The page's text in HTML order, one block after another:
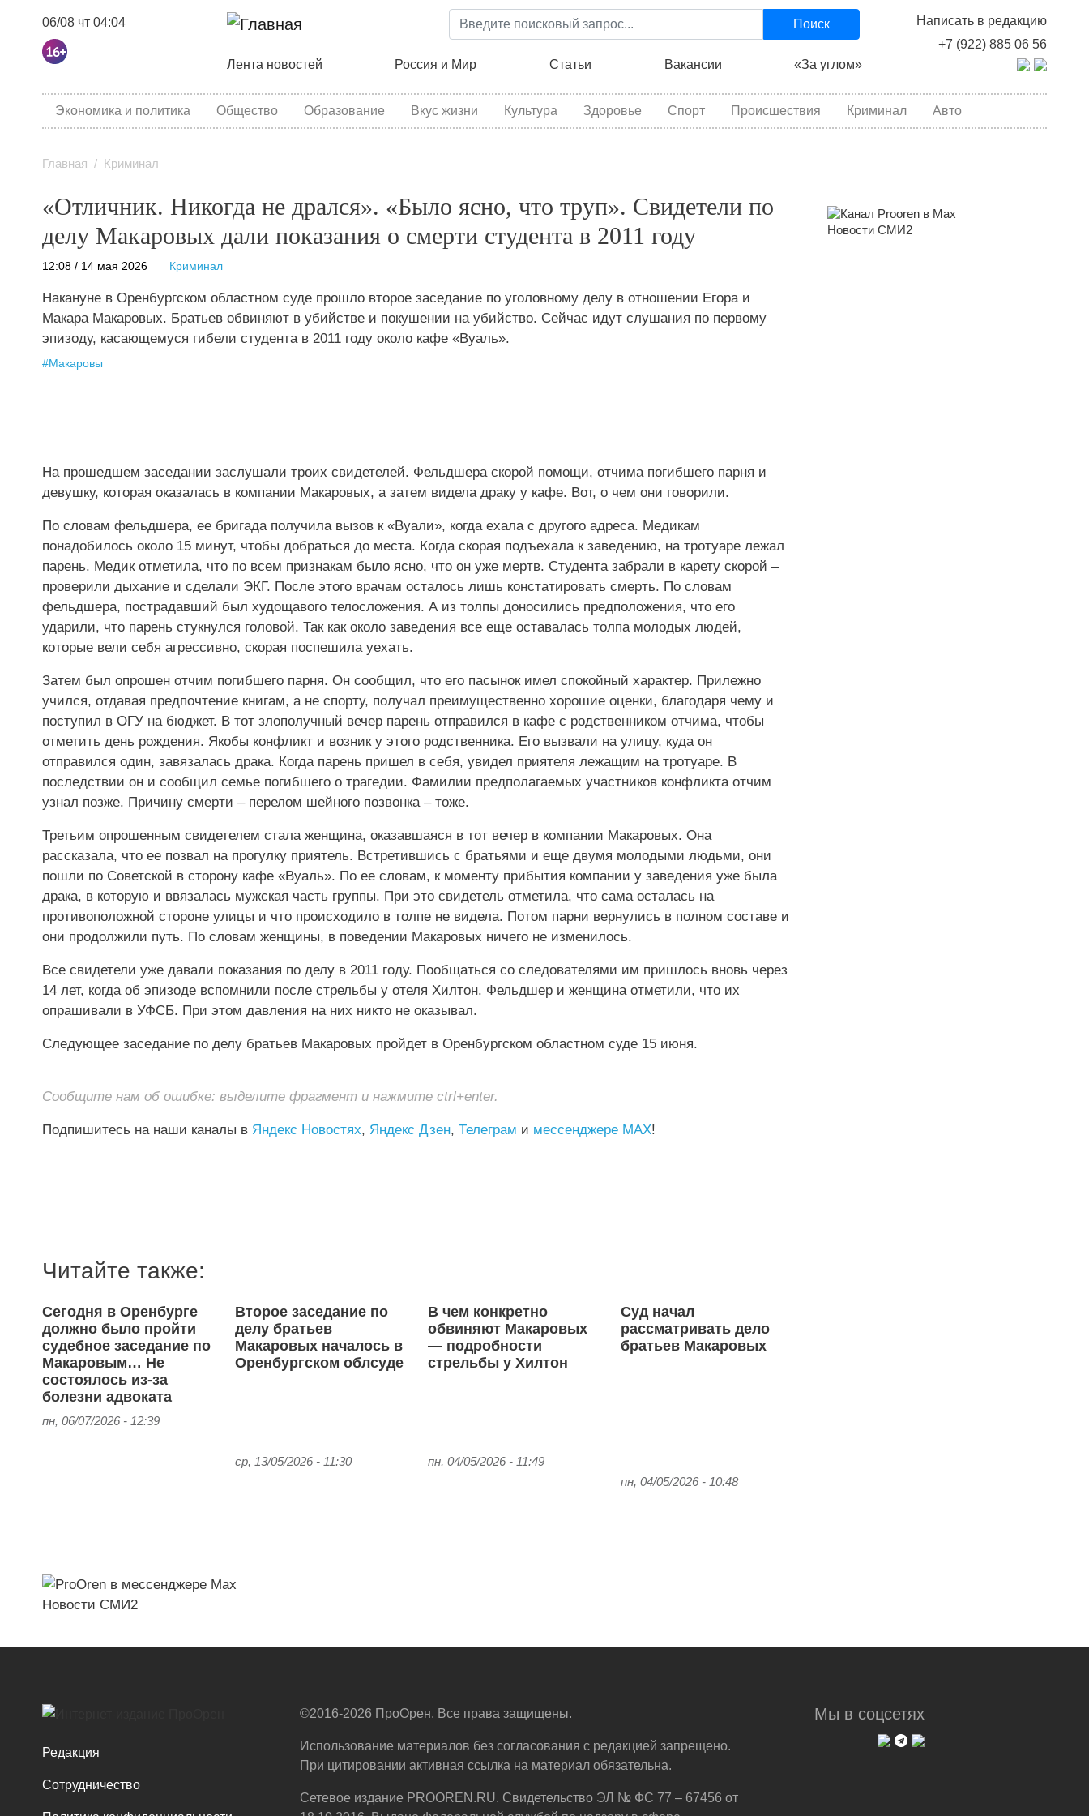
Перейти
к
содержанию
06/08 чт 04:04
Написать в редакцию
+7 (922) 885 06 56
Поиск
Основная навигация
Лента новостей Россия и Мир Статьи Вакансии «За углом»
category menu
Экономика и политика Общество Образование Вкус жизни Культура Здоровье Спорт Происшествия Криминал Авто
Главная Криминал
«Отличник. Никогда не дрался». «Было ясно, что труп». Свидетели по
делу Макаровых дали показания о смерти студента в 2011 году
12:08 / 14 мая 2026 Криминал
Накануне в Оренбургском областном суде прошло второе заседание по уголовному делу в отношении Егора и
Макара Макаровых. Братьев обвиняют в убийстве и покушении на убийство. Сейчас идут слушания по первому
эпизоду, касающемуся гибели студента в 2011 году около кафе «Вуаль».
#Макаровы
На прошедшем заседании заслушали троих свидетелей. Фельдшера скорой помощи, отчима погибшего парня и
девушку, которая оказалась в компании Макаровых, а затем видела драку у кафе. Вот, о чем они говорили.
По словам фельдшера, ее бригада получила вызов к «Вуали», когда ехала с другого адреса. Медикам
понадобилось около 15 минут, чтобы добраться до места. Когда скорая подъехала к заведению, на тротуаре лежал
парень. Медик отметила, что по всем признакам было ясно, что он уже мертв. Студента забрали в карету скорой –
проверили дыхание и сделали ЭКГ. После этого врачам осталось лишь констатировать смерть. По словам
фельдшера, пострадавший был худощавого телосложения. А из толпы доносились предположения, что его
ударили, что парень стукнулся головой. Так как около заведения все еще оставалась толпа молодых людей,
которые вели себя агрессивно, скорая поспешила уехать.
Затем был опрошен отчим погибшего парня. Он сообщил, что его пасынок имел спокойный характер. Прилежно
учился, отдавая предпочтение книгам, а не спорту, получал преимущественно хорошие оценки, благодаря чему и
поступил в ОГУ на бюджет. В тот злополучный вечер парень отправился в кафе с родственником отчима, чтобы
отметить день рождения. Якобы конфликт и возник у этого родственника. Его вызвали на улицу, куда он
отправился один, завязалась драка. Когда парень пришел в себя, увидел приятеля лежащим на тротуаре. В
последствии он и сообщил семье погибшего о трагедии. Фамилии предполагаемых участников конфликта отчим
узнал позже. Причину смерти – перелом шейного позвонка – тоже.
Третьим опрошенным свидетелем стала женщина, оказавшаяся в тот вечер в компании Макаровых. Она
рассказала, что ее позвал на прогулку приятель. Встретившись с братьями и еще двумя молодыми людьми, они
пошли по Советской в сторону кафе «Вуаль». По ее словам, к моменту прибытия компании у заведения уже была
драка, в которую и ввязалась мужская часть группы. При это свидетель отметила, что сама осталась на
противоположной стороне улицы и что происходило в толпе не видела. Потом парни вернулись в полном составе и
они продолжили путь. По словам женщины, в поведении Макаровых ничего не изменилось.
Все свидетели уже давали показания по делу в 2011 году. Пообщаться со следователями им пришлось вновь через
14 лет, когда об эпизоде вспомнили после стрельбы у отеля Хилтон. Фельдшер и женщина отметили, что их
опрашивали в УФСБ. При этом давления на них никто не оказывал.
Следующее заседание по делу братьев Макаровых пройдет в Оренбургском областном суде 15 июня.
Сообщите нам об ошибке: выделите фрагмент и нажмите ctrl+enter.
Подпишитесь на наши каналы в Яндекс Новостях, Яндекс Дзен, Телеграм и мессенджере MAX!
Читайте также:
Сегодня в Оренбурге
должно было пройти
судебное заседание по
Макаровым… Не
состоялось из-за
болезни адвоката
пн, 06/07/2026 - 12:39
Второе заседание по
делу братьев
Макаровых началось в
Оренбургском облсуде
ср, 13/05/2026 - 11:30
В чем конкретно
обвиняют Макаровых
— подробности
стрельбы у Хилтон
пн, 04/05/2026 - 11:49
Суд начал
рассматривать дело
братьев Макаровых
пн, 04/05/2026 - 10:48
Новости СМИ2
Новости СМИ2
Редакция
Сотрудничество
Мы в соцсетях
©2016-2026 ПроОрен. Все права защищены.
Использование материалов без согласования с редакцией запрещено.
При цитировании активная ссылка на материал обязательна.
Сетевое издание PROOREN.RU. Свидетельство ЭЛ № ФС 77 – 67456 от